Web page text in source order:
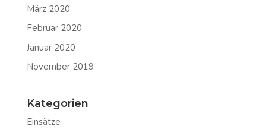
März 2020
Februar 2020
Januar 2020
November 2019
Kategorien
Einsätze